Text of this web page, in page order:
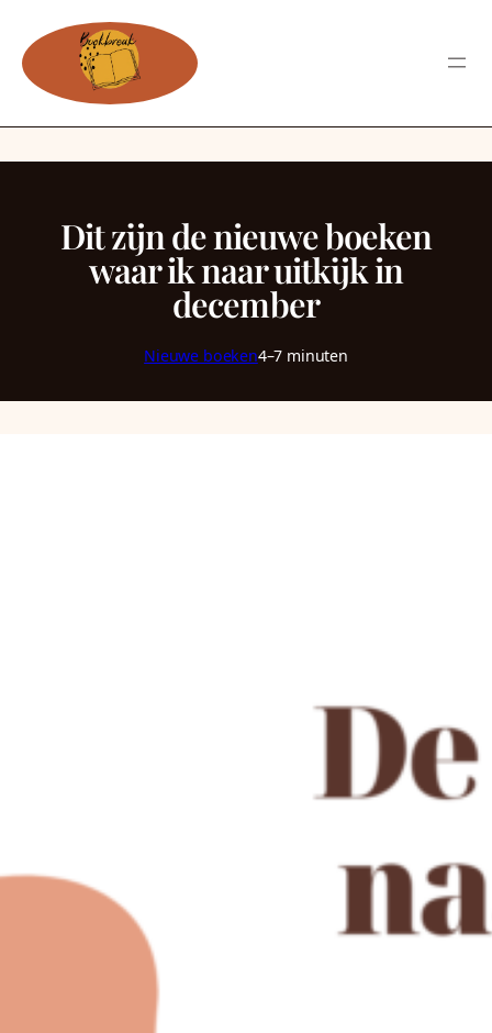
Dit zijn de nieuwe boeken
waar ik naar uitkijk in
december
Nieuwe boeken4–7 minuten